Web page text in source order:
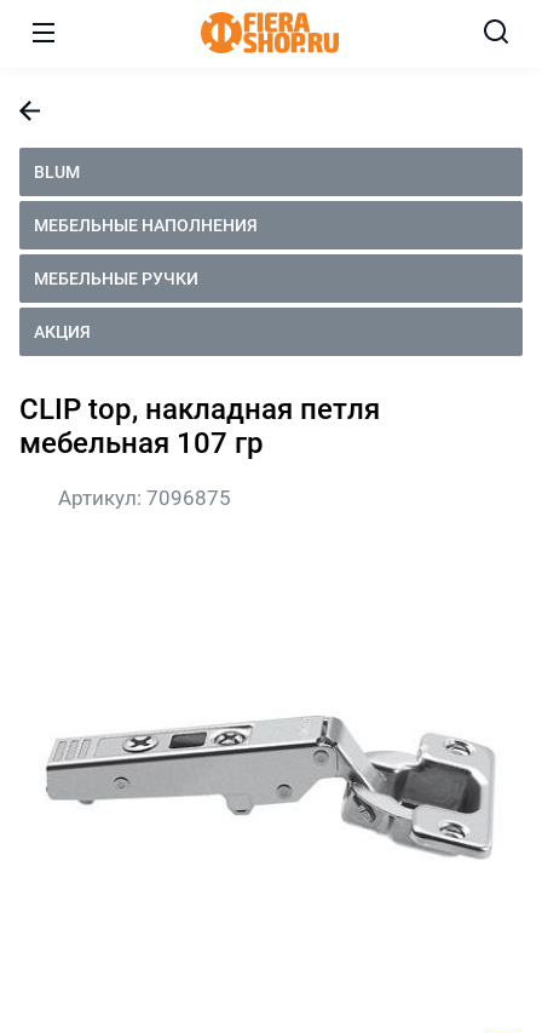
BLUM
МЕБЕЛЬНЫЕ НАПОЛНЕНИЯ
МЕБЕЛЬНЫЕ РУЧКИ
АКЦИЯ
CLIP top, накладная петля
мебельная 107 гр
Артикул: 7096875